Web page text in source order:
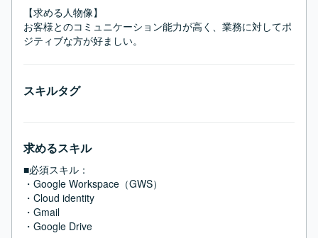
【求める人物像】
お客様とのコミュニケーション能力が高く、業務に対してポ
ジティブな方が好ましい。
スキルタグ
求めるスキル
■必須スキル：
・Google Workspace（GWS）
・Cloud identity
・Gmail
・Google Drive